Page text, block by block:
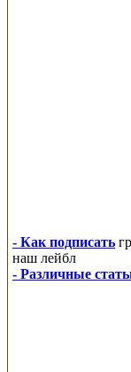
- Как подписать
наш лейбл
- Различные